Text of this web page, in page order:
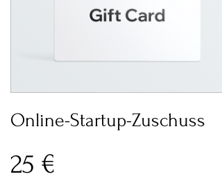
Online-Startup-Zuschuss
25 €